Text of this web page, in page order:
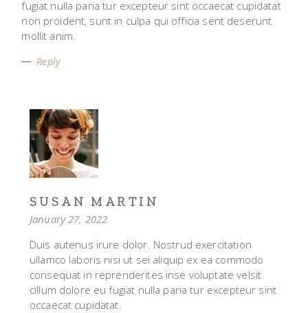
fugiat nulla paria tur excepteur sint occaecat cupidatat
non proident, sunt in culpa qui officia sent deserunt
mollit anim.
Reply
SUSAN MARTIN
January 27, 2022
Duis autenus irure dolor. Nostrud exercitation
ullamco laboris nisi ut sei aliquip ex ea commodo
consequat in reprenderites inse voluptate velsit
cillum dolore eu fugiat nulla paria tur excepteur sint
occaecat cupidatat.